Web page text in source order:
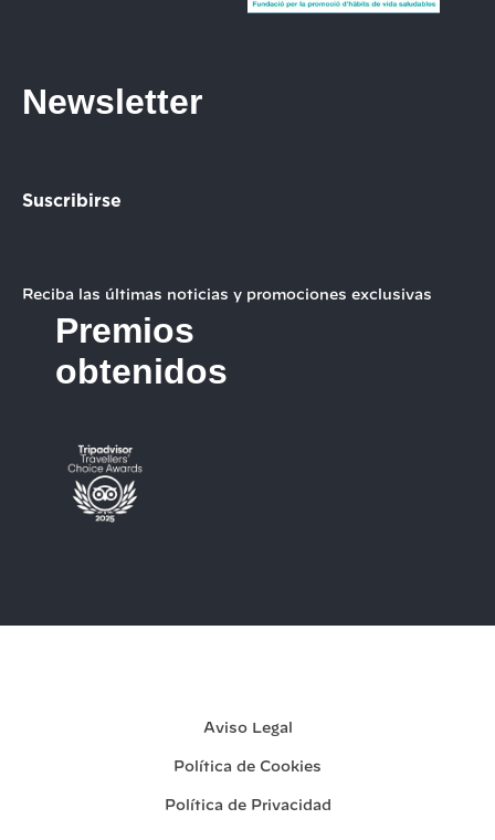
Newsletter
Suscribirse
Reciba las últimas noticias y promociones exclusivas
Premios
obtenidos
Aviso Legal
Política de Cookies
Política de Privacidad